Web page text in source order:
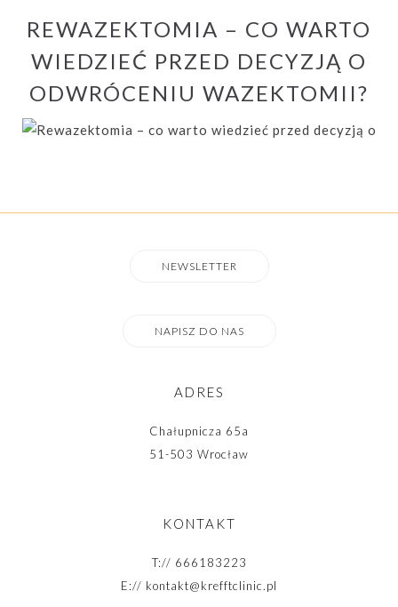
REWAZEKTOMIA – CO WARTO
WIEDZIEĆ PRZED DECYZJĄ O
ODWRÓCENIU WAZEKTOMII?
NEWSLETTER
NAPISZ DO NAS
ADRES
Chałupnicza 65a
51-503 Wrocław
KONTAKT
T:// 666183223
E:// kontakt@krefftclinic.pl